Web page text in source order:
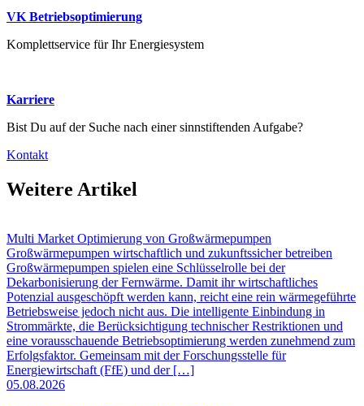
VK Betriebsoptimierung
Komplettservice für Ihr Energiesystem
Karriere
Bist Du auf der Suche nach einer sinnstiftenden Aufgabe?
Kontakt
Weitere Artikel
Multi Market Optimierung von Großwärmepumpen
Großwärmepumpen wirtschaftlich und zukunftssicher betreiben
Großwärmepumpen spielen eine Schlüsselrolle bei der
Dekarbonisierung der Fernwärme. Damit ihr wirtschaftliches
Potenzial ausgeschöpft werden kann, reicht eine rein wärmegeführte
Betriebsweise jedoch nicht aus. Die intelligente Einbindung in
Strommärkte, die Berücksichtigung technischer Restriktionen und
eine vorausschauende Betriebsoptimierung werden zunehmend zum
Erfolgsfaktor. Gemeinsam mit der Forschungsstelle für
Energiewirtschaft (FfE) und der […]
05.08.2026